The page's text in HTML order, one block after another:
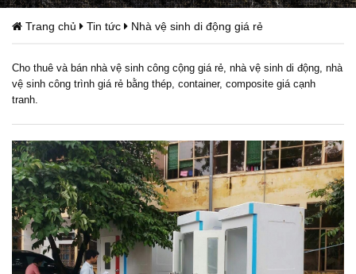
Trang chủ Tin tức Nhà vệ sinh di động giá rẻ
Cho thuê và bán nhà vệ sinh công cộng giá rẻ, nhà vệ sinh di động, nhà
vệ sinh công trình giá rẻ bằng thép, container, composite giá cạnh
tranh.